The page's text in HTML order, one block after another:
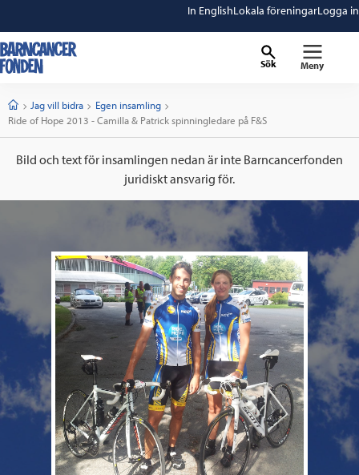
In EnglishLokala föreningarLogga in
Sök Meny
StartJag vill bidra
Egen insamling
Current:
Ride of Hope 2013 - Camilla & Patrick spinningledare på F&S
Bild och text för insamlingen nedan är inte Barncancerfonden
juridiskt ansvarig för.